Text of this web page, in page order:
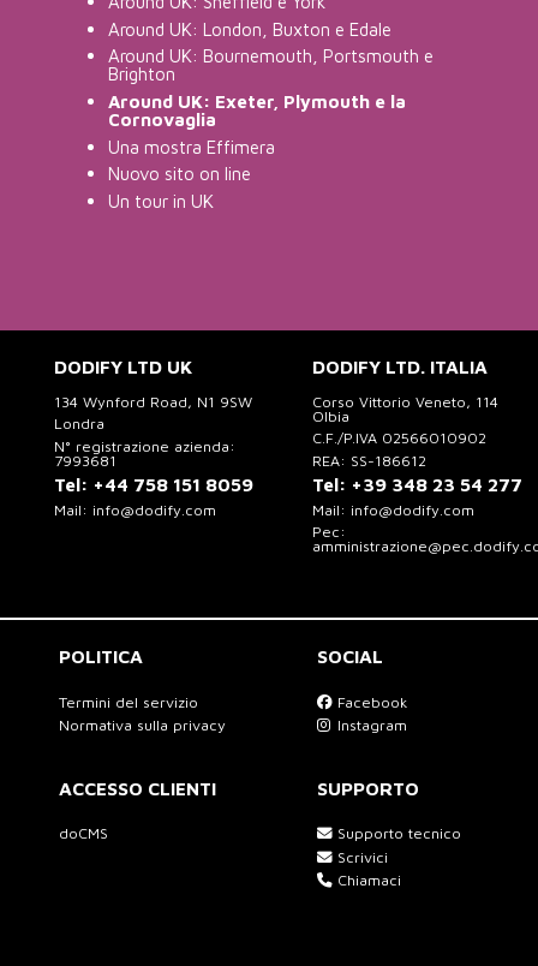
Around UK: London, Buxton e Edale
Around UK: Bournemouth, Portsmouth e
Brighton
Around UK: Exeter, Plymouth e la
Cornovaglia
Una mostra Effimera
Nuovo sito on line
Un tour in UK
DODIFY LTD UK
134 Wynford Road, N1 9SW
Londra
N° registrazione azienda:
7993681
Tel: +44 758 151 8059
Mail: info@dodify.com
DODIFY LTD. ITALIA
Corso Vittorio Veneto, 114
Olbia
C.F./P.IVA 02566010902
REA: SS-186612
Tel: +39 348 23 54 277
Mail: info@dodify.com
Pec:
POLITICA
Termini del servizio
Normativa sulla privacy
SOCIAL
Facebook
Instagram
ACCESSO CLIENTI
doCMS
SUPPORTO
Supporto tecnico
Scrivici
Chiamaci